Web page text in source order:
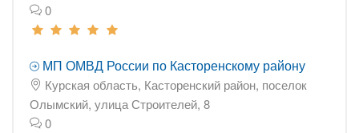
0
МП ОМВД России по Касторенскому району
Курская область, Касторенский район, поселок
Олымский, улица Строителей, 8
0